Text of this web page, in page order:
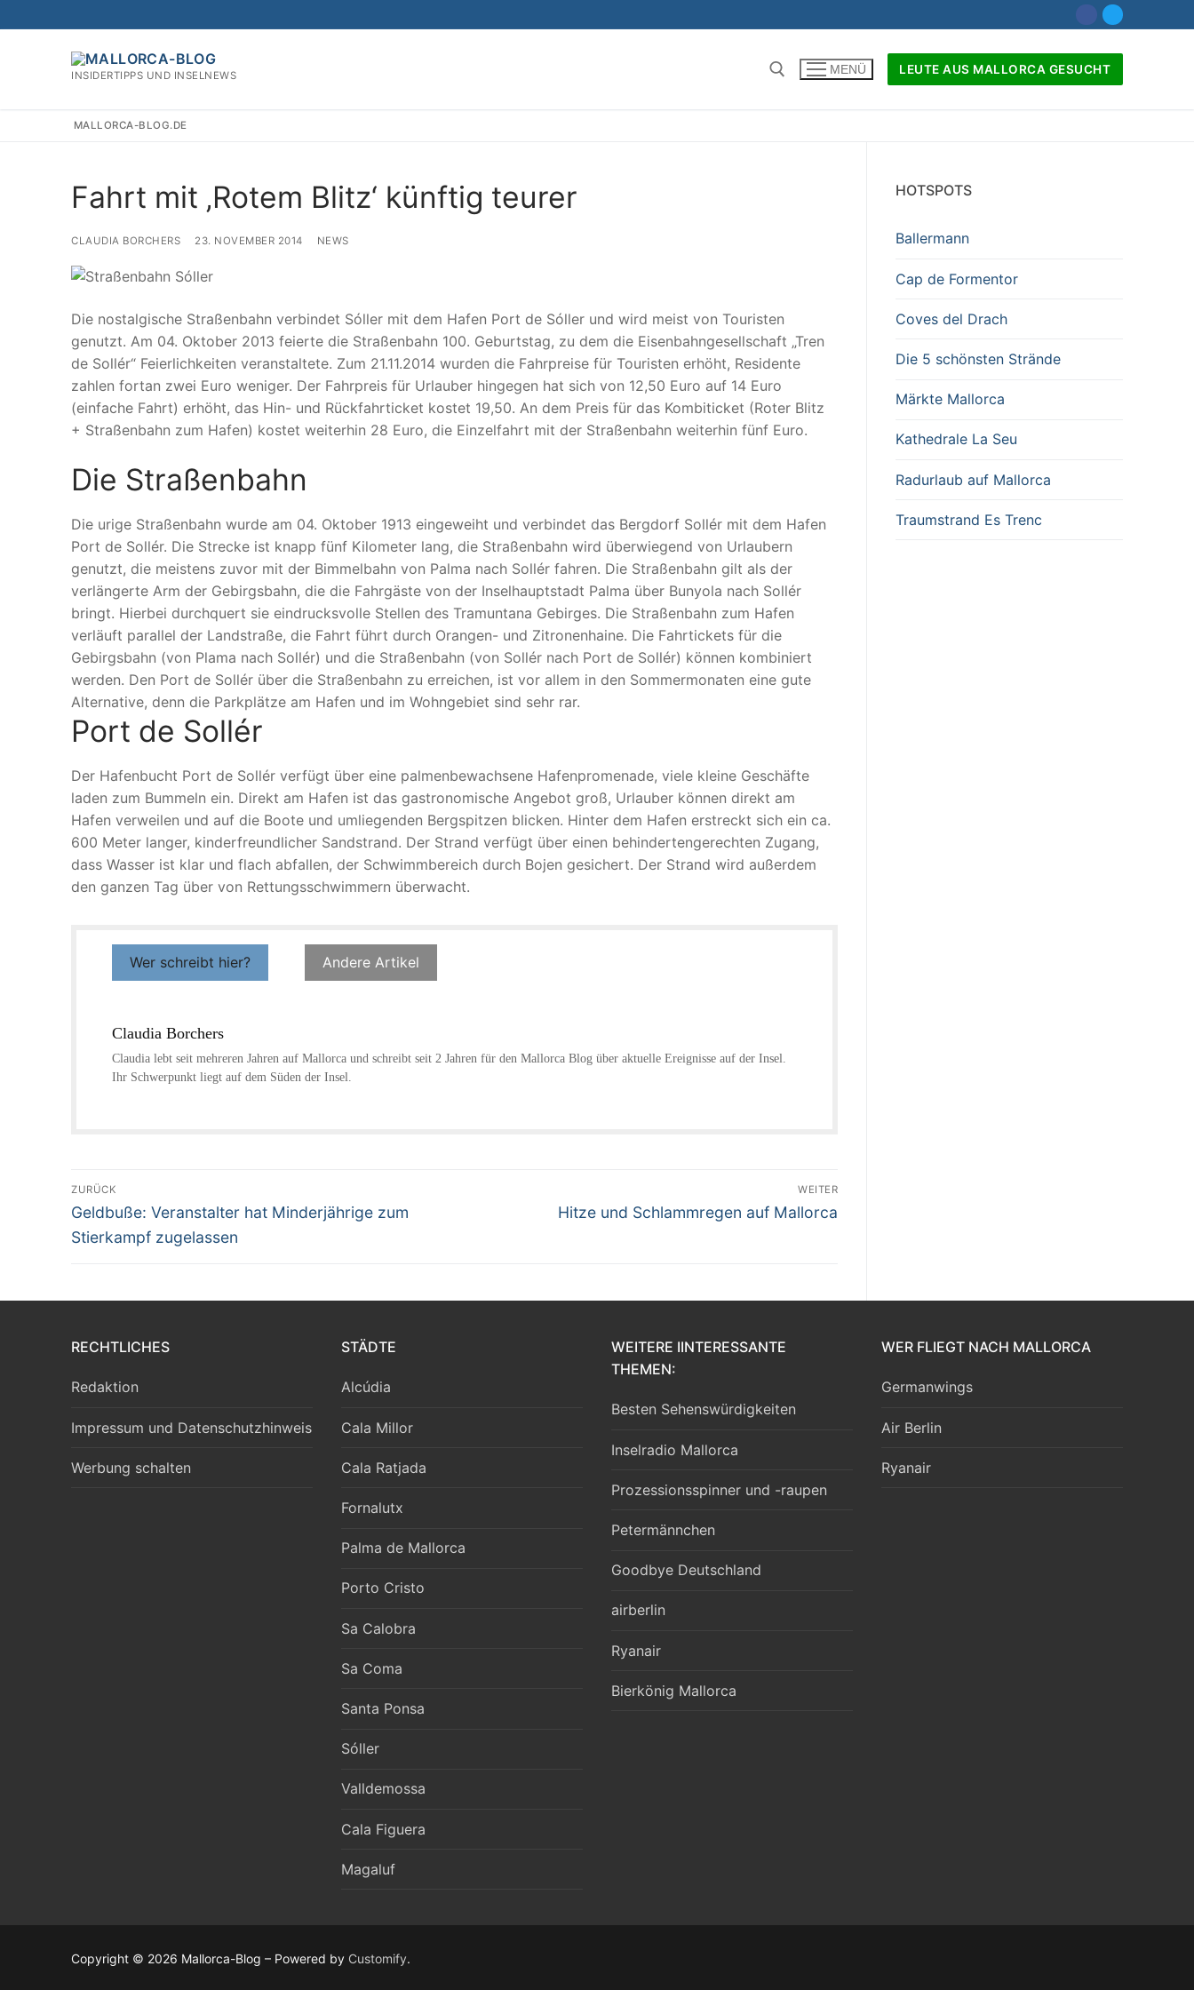
Inhalt
INSIDERTIPPS UND INSELNEWS MENÜ LEUTE AUS MALLORCA GESUCHT
MALLORCA-BLOG.DE
Fahrt mit ‚Rotem Blitz‘ künftig teurer
CLAUDIA BORCHERS 23. NOVEMBER 2014 NEWS
Die nostalgische Straßenbahn verbindet Sóller mit dem Hafen Port de Sóller und wird meist von Touristen
genutzt. Am 04. Oktober 2013 feierte die Straßenbahn 100. Geburtstag, zu dem die Eisenbahngesellschaft „Tren
de Sollér“ Feierlichkeiten veranstaltete. Zum 21.11.2014 wurden die Fahrpreise für Touristen erhöht, Residente
zahlen fortan zwei Euro weniger. Der Fahrpreis für Urlauber hingegen hat sich von 12,50 Euro auf 14 Euro
(einfache Fahrt) erhöht, das Hin- und Rückfahrticket kostet 19,50. An dem Preis für das Kombiticket (Roter Blitz
+ Straßenbahn zum Hafen) kostet weiterhin 28 Euro, die Einzelfahrt mit der Straßenbahn weiterhin fünf Euro.
Die Straßenbahn
Die urige Straßenbahn wurde am 04. Oktober 1913 eingeweiht und verbindet das Bergdorf Sollér mit dem Hafen
Port de Sollér. Die Strecke ist knapp fünf Kilometer lang, die Straßenbahn wird überwiegend von Urlaubern
genutzt, die meistens zuvor mit der Bimmelbahn von Palma nach Sollér fahren. Die Straßenbahn gilt als der
verlängerte Arm der Gebirgsbahn, die die Fahrgäste von der Inselhauptstadt Palma über Bunyola nach Sollér
bringt. Hierbei durchquert sie eindrucksvolle Stellen des Tramuntana Gebirges. Die Straßenbahn zum Hafen
verläuft parallel der Landstraße, die Fahrt führt durch Orangen- und Zitronenhaine. Die Fahrtickets für die
Gebirgsbahn (von Plama nach Sollér) und die Straßenbahn (von Sollér nach Port de Sollér) können kombiniert
werden. Den Port de Sollér über die Straßenbahn zu erreichen, ist vor allem in den Sommermonaten eine gute
Alternative, denn die Parkplätze am Hafen und im Wohngebiet sind sehr rar.
Port de Sollér
Der Hafenbucht Port de Sollér verfügt über eine palmenbewachsene Hafenpromenade, viele kleine Geschäfte
laden zum Bummeln ein. Direkt am Hafen ist das gastronomische Angebot groß, Urlauber können direkt am
Hafen verweilen und auf die Boote und umliegenden Bergspitzen blicken. Hinter dem Hafen erstreckt sich ein ca.
600 Meter langer, kinderfreundlicher Sandstrand. Der Strand verfügt über einen behindertengerechten Zugang,
dass Wasser ist klar und flach abfallen, der Schwimmbereich durch Bojen gesichert. Der Strand wird außerdem
den ganzen Tag über von Rettungsschwimmern überwacht.
Wer schreibt hier? Andere Artikel
Claudia Borchers
Claudia lebt seit mehreren Jahren auf Mallorca und schreibt seit 2 Jahren für den Mallorca Blog über aktuelle Ereignisse auf der Insel.
Ihr Schwerpunkt liegt auf dem Süden der Insel.
Beitragsnavigation
ZURÜCK
Vorheriger
Beitrag:
Geldbuße: Veranstalter hat Minderjährige zum
Stierkampf zugelassen
WEITER
Nächster
Hitze und Schlammregen auf Mallorca
HOTSPOTS
Ballermann
Cap de Formentor
Coves del Drach
Die 5 schönsten Strände
Märkte Mallorca
Kathedrale La Seu
Radurlaub auf Mallorca
Traumstrand Es Trenc
RECHTLICHES
Redaktion
Impressum und Datenschutzhinweis
Werbung schalten
STÄDTE
Alcúdia
Cala Millor
Cala Ratjada
Fornalutx
Palma de Mallorca
Porto Cristo
Sa Calobra
Sa Coma
Santa Ponsa
Sóller
Valldemossa
Cala Figuera
Magaluf
WEITERE IINTERESSANTE
THEMEN:
Besten Sehenswürdigkeiten
Inselradio Mallorca
Prozessionsspinner und -raupen
Petermännchen
Goodbye Deutschland
airberlin
Ryanair
Bierkönig Mallorca
WER FLIEGT NACH MALLORCA
Germanwings
Air Berlin
Ryanair
Copyright © 2026 Mallorca-Blog – Powered by Customify.